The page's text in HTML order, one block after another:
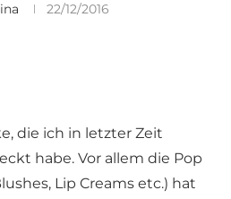
22/12/2016
die ich in letzter Zeit
habe. Vor allem die Pop
Lip Creams etc.) hat